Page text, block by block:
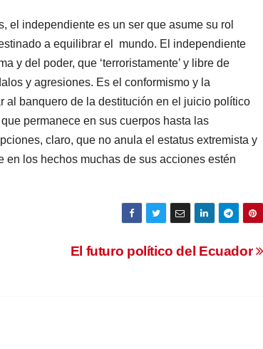
el independiente es un ser que asume su rol
a equilibrar el mundo. El independiente
y del poder, que ‘terroristamente’ y libre de
y agresiones. Es el conformismo y la
al banquero de la destitución en el juicio político
permanece en sus cuerpos hasta las
claro, que no anula el estatus extremista y
los hechos muchas de sus acciones estén
El futuro político del Ecuador